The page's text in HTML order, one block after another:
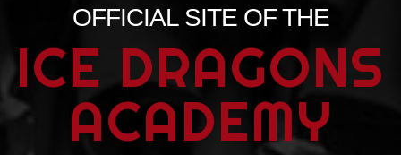
OFFICIAL SITE OF THE
ICE DRAGONS
ACADEMY